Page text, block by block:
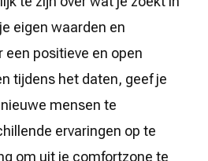
eigen waarden en
een positieve en open
tijdens het daten, geef je
mensen te
ervaringen op te
om uit je comfortzone te